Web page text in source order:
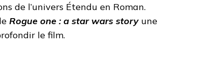
de l’univers Étendu en Roman.
Rogue one : a star wars storyune
le film.